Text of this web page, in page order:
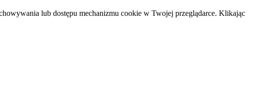
lub dostępu mechanizmu cookie w Twojej przeglądarce. Klikając